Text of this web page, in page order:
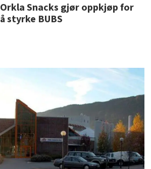
Orkla Snacks gjør oppkjøp for
å styrke BUBS